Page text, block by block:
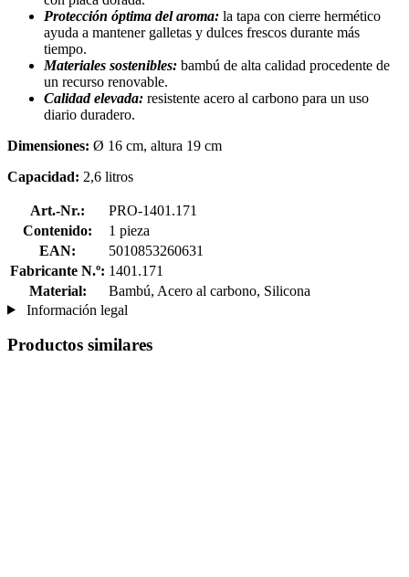
Protección óptima del aroma: la tapa con cierre hermético
ayuda a mantener galletas y dulces frescos durante más
tiempo.
Materiales sostenibles: bambú de alta calidad procedente de
un recurso renovable.
Calidad elevada: resistente acero al carbono para un uso
diario duradero.
Dimensiones: Ø 16 cm, altura 19 cm
Capacidad: 2,6 litros
Art.-Nr.:
PRO-1401.171
Contenido:
1 pieza
EAN:
5010853260631
Fabricante N.º: 1401.171
Material:
Bambú, Acero al carbono, Silicona
Información legal
Productos similares